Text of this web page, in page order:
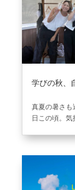
学びの秋、
真夏の暑さも
日この頃。
読書の秋、
↓秋から始
英語学習は